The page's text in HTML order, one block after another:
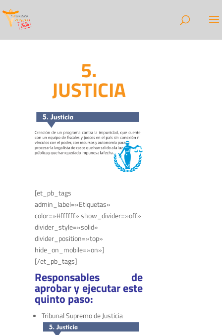
5.
JUSTICIA
[et_pb_tags
admin_label=»Etiquetas»
color=»#ffffff» show_divider=»off»
divider_style=»solid»
divider_position=»top»
hide_on_mobile=»on»]
[/et_pb_tags]
Responsables de
aprobar y ejecutar este
quinto paso:
Tribunal Supremo de Justicia